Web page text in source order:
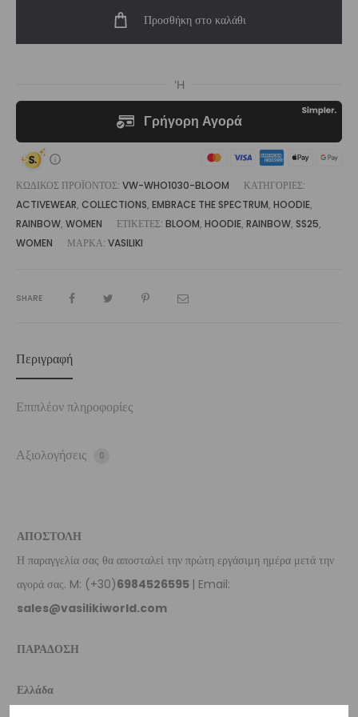
Up
Προσθήκη στο καλάθι
ΚΩΔΙΚΌΣ ΠΡΟΪΌΝΤΟΣ: VW-WHO1030-BLOOM
ΚΑΤΗΓΟΡΊΕΣ:
ACTIVEWEAR, COLLECTIONS, EMBRACE THE SPECTRUM, HOODIE,
RAINBOW, WOMEN ΕΤΙΚΈΤΕΣ: BLOOM, HOODIE, RAINBOW, SS25,
WOMEN
ΜΆΡΚΑ: VASILIKI
SHARE
Περιγραφή
Επιπλέον πληροφορίες
Αξιολογήσεις 0
ΑΠΟΣΤΟΛΗ
Η παραγγελία σας θα αποσταλεί την πρώτη εργάσιμη ημέρα μετά την
αγορά σας. M: (+30)6984526595 | Email:
sales@vasilikiworld.com
ΠΑΡΑΔΟΣΗ
Ελλάδα